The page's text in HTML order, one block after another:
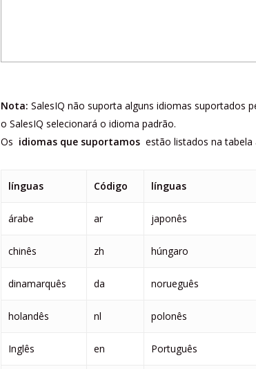
Nota: SalesIQ não suporta alguns idiomas suportados
o SalesIQ selecionará o idioma padrão.
Os idiomas que suportamos estão listados na tabela
línguas Código línguas
árabe ar japonês
chinês zh húngaro
dinamarquês da norueguês
holandês nl polonês
Inglês en Português